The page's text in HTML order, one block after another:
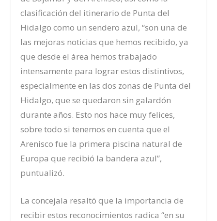
clasificación del itinerario de Punta del
Hidalgo como un sendero azul, “son una de
las mejoras noticias que hemos recibido, ya
que desde el área hemos trabajado
intensamente para lograr estos distintivos,
especialmente en las dos zonas de Punta del
Hidalgo, que se quedaron sin galardón
durante años. Esto nos hace muy felices,
sobre todo si tenemos en cuenta que el
Arenisco fue la primera piscina natural de
Europa que recibió la bandera azul”,
puntualizó.
La concejala resaltó que la importancia de
recibir estos reconocimientos radica “en su